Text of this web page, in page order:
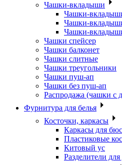
Чашки-вкладыши
Чашки-
Чашки-
Чашки-
Чашки спейсер
Чашки балконет
Чашки слитные
Чашки треугольники
Чашки пуш-ап
Чашки без пуш-ап
Распродажа (чашки с
Фурнитура для белья
Косточки, каркасы
Каркасы для
Пластиковые
Китовый ус
Разделители для